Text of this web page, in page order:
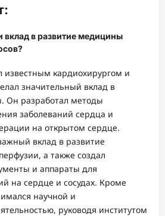
вклад в развитие медицины
известным кардиохирургом и
значительный вклад в
Он разработал методы
заболеваний сердца и
на открытом сердце.
вклад в развитие
а также создал
и аппараты для
на сердце и сосудах. Кроме
научной и
руководя институтом